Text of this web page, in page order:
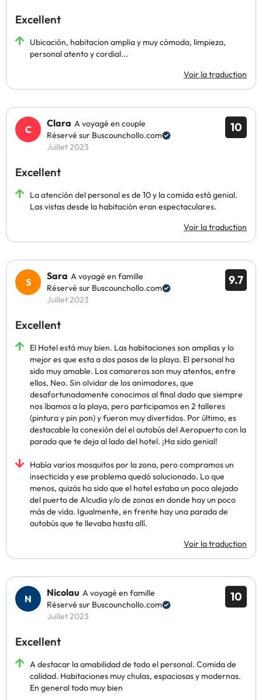
Excellent
Ubicación, habitacion amplia y muy cómoda, limpieza,
personal atento y cordial...
Voir la traduction
10
Clara A voyagé en couple
Réservé sur Buscounchollo.com
Juillet 2023
Excellent
La atención del personal es de 10 y la comida está genial.
Las vistas desde la habitación eran espectaculares.
Voir la traduction
9.7
Sara A voyagé en famille
Réservé sur Buscounchollo.com
Juillet 2023
Excellent
El Hotel está muy bien. Las habitaciones son amplias y lo
mejor es que esta a dos pasos de la playa. El personal ha
sido muy amable. Los camareros son muy atentos, entre
ellos, Neo. Sin olvidar de los animadores, que
desafortunadamente conocimos al final dado que siempre
nos íbamos a la playa, pero participamos en 2 talleres
(pintura y pin pon) y fueron muy divertidos. Por último, es
destacable la conexión del el autobús del Aeropuerto con la
parada que te deja al lado del hotel. ¡Ha sido genial!
Había varios mosquitos por la zona, pero compramos un
insecticida y ese problema quedó solucionado. Lo que
menos, quizás ha sido que el hotel estaba un poco alejado
del puerto de Alcudia y/o de zonas en donde hay un poco
más de vida. Igualmente, en frente hay una parada de
autobús que te llevaba hasta allí.
Voir la traduction
10
Nicolau A voyagé en famille
Réservé sur Buscounchollo.com
Juillet 2023
Excellent
A destacar la amabilidad de todo el personal. Comida de
calidad. Habitaciones muy chulas, espaciosas y modernas.
En general todo muy bien